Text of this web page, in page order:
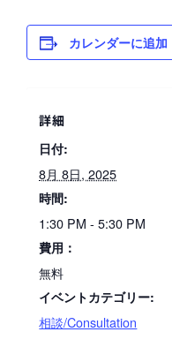
カレンダーに追加
詳細
日付:
8月 8日, 2025
時間:
1:30 PM - 5:30 PM
費用：
無料
イベントカテゴリー:
相談/Consultation